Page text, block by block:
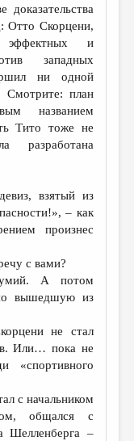
Отто Скорцени,
эффектных и
западных
ни одной
Смотрите: план
названием
Тито тоже не
разработана
взятый из
– как
произнес
с вами?
А потом
вышедшую из
не стал
Или… пока не
«спортивного
с начальником
общался с
Шелленберга –